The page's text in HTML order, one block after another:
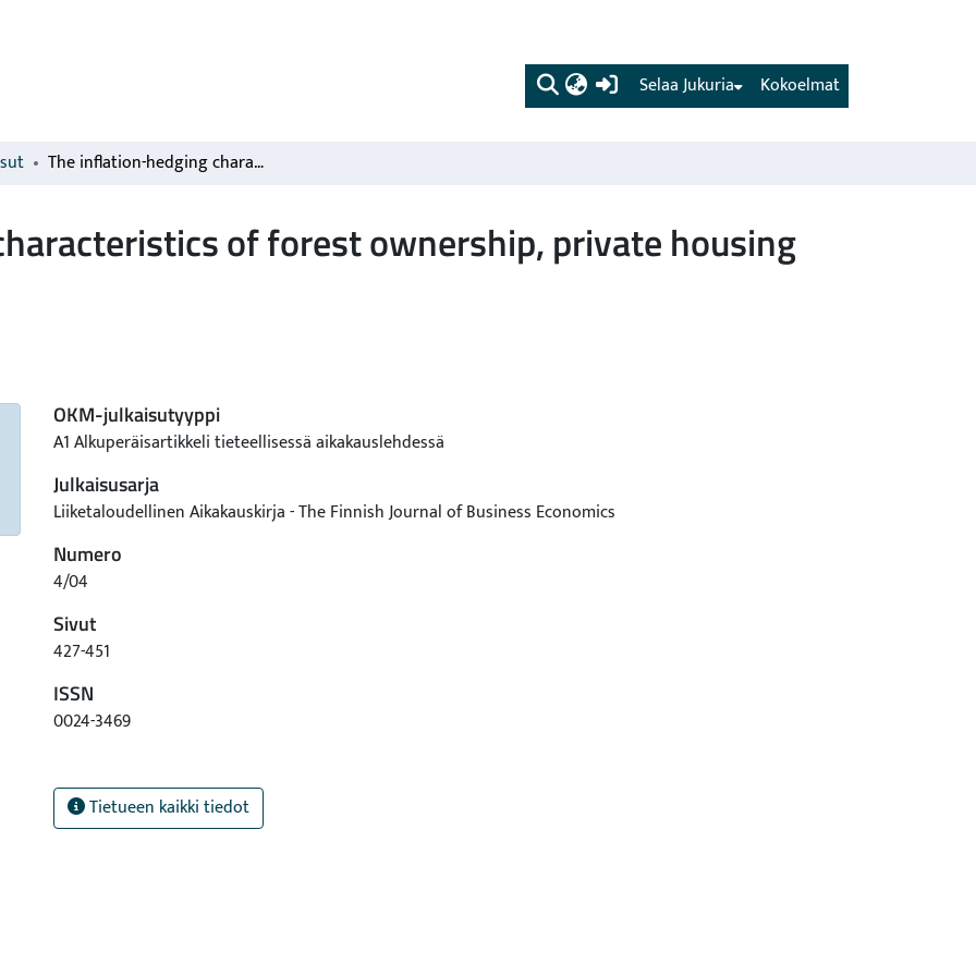
(current) Kokoelmat
Selaa Jukuria
The inflation-hedging characteristics of forest ownership, private housing and stocks in Finland
of forest ownership, private housing
OKM-julkaisutyyppi
A1 Alkuperäisartikkeli tieteellisessä aikakauslehdessä
Julkaisusarja
Liiketaloudellinen Aikakauskirja - The Finnish Journal of Business Economics
Numero
4/04
Sivut
427-451
ISSN
0024-3469
Tietueen kaikki tiedot